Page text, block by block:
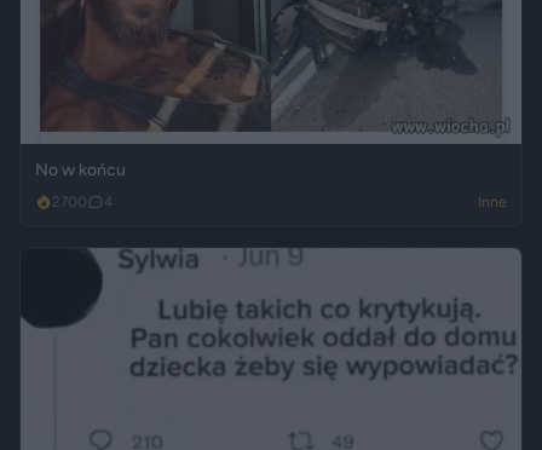
No w końcu
2700 4 Inne